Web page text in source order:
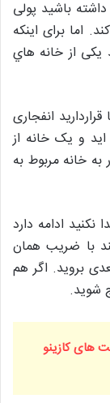
باشید پولی
اما برای اینکه
یکی از خانه هاي‌
انفجاری
و یک خانه از
خانه مربوط به
ادامه دارد
با ضریب همان
بروید. اگر هم
شوید.
های کازینو